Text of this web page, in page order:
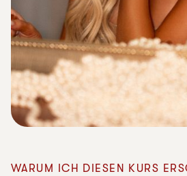
WARUM ICH DIESEN KURS